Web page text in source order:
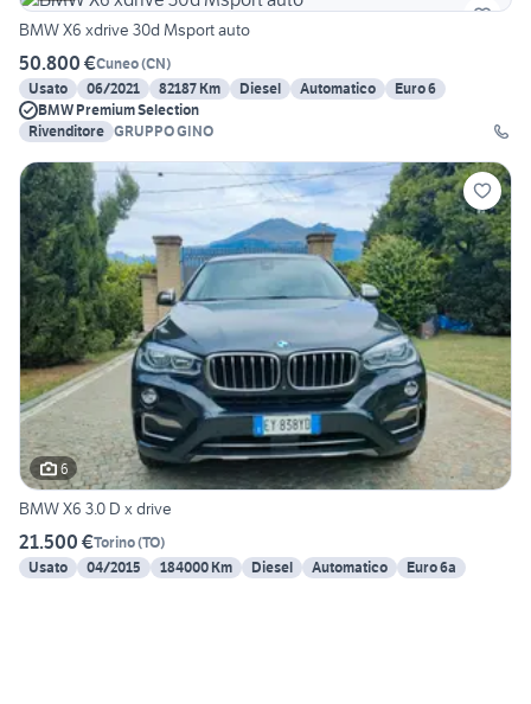
BMW X6 xdrive 30d Msport auto
50.800 €Cuneo(CN)
Usato
06/2021 82187 Km Diesel Automatico
Euro 6
BMW Premium Selection
Rivenditore GRUPPO GINO
6
BMW X6 3.0 D x drive
21.500 €Torino(TO)
Usato
04/2015 184000 Km Diesel Automatico Euro 6a